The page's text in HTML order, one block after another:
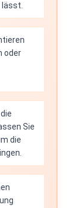
oder
Sie
die